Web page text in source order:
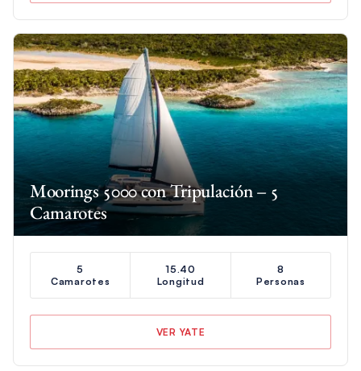
Moorings 5000 con Tripulación – 5
Camarotes
5
Camarotes
15.40
Longitud
8
Personas
VER YATE